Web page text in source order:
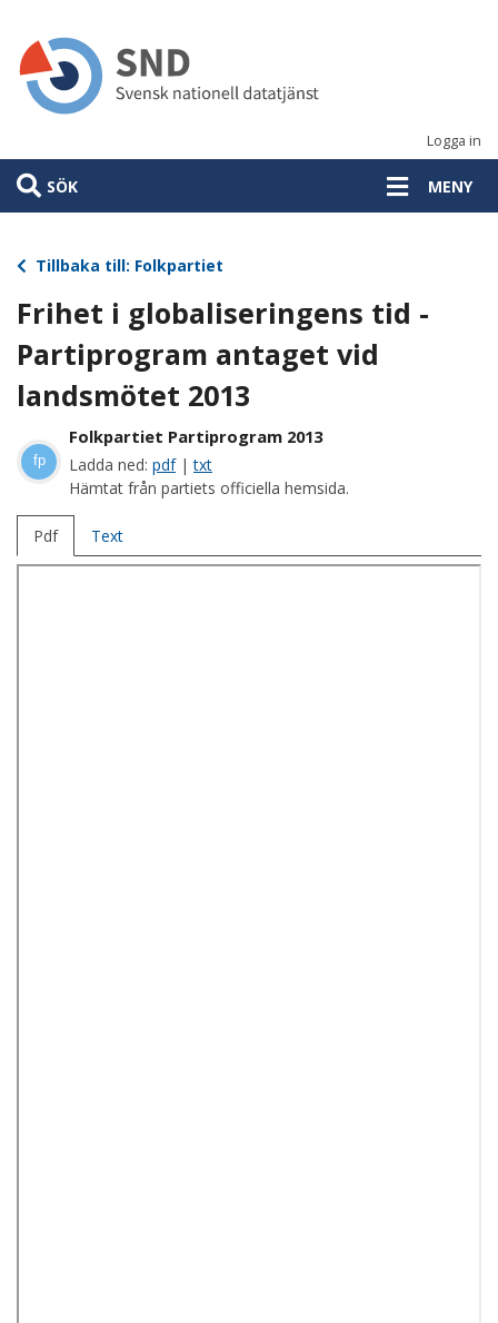
huvudinnehåll
Logga in
SÖK MENY
Tillbaka till: Folkpartiet
Frihet i globaliseringens tid -
Partiprogram antaget vid
landsmötet 2013
fp
Folkpartiet Partiprogram 2013
Ladda ned: pdf|txt
Hämtat från partiets officiella hemsida.
Pdf Text